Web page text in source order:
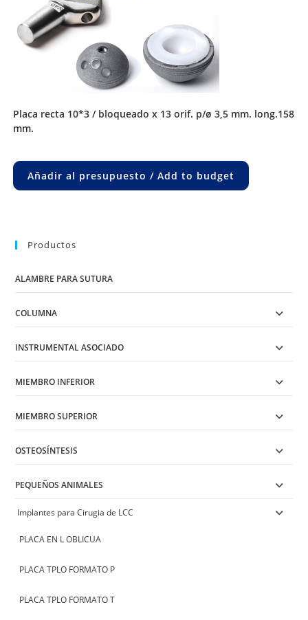
placa recta 10*3 / bloqueado x 13 orif. p/ø 3,5 mm. long.158
mm.
Añadir al presupuesto / Add to budget
Productos
ALAMBRE PARA SUTURA
COLUMNA
INSTRUMENTAL ASOCIADO
MIEMBRO INFERIOR
MIEMBRO SUPERIOR
OSTEOSÍNTESIS
PEQUEÑOS ANIMALES
Implantes para Cirugia de LCC
PLACA EN L OBLICUA
PLACA TPLO FORMATO P
PLACA TPLO FORMATO T